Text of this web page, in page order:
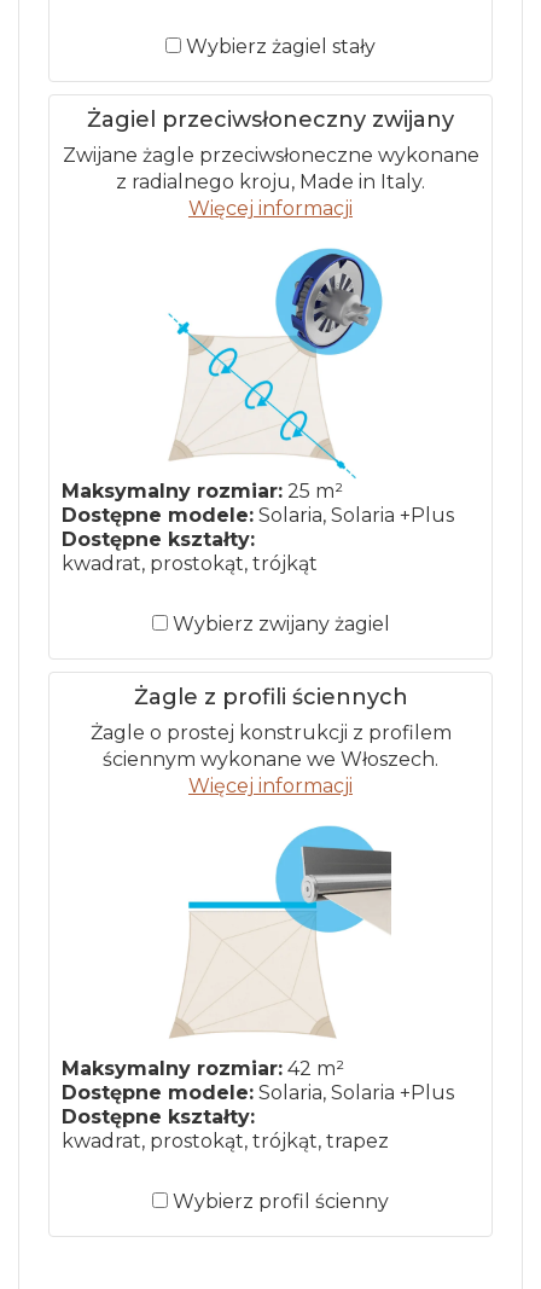
Wybierz żagiel stały
Żagiel przeciwsłoneczny zwijany
Zwijane żagle przeciwsłoneczne wykonane
z radialnego kroju, Made in Italy.
Więcej informacji
Maksymalny rozmiar: 25 m²
Dostępne modele: Solaria, Solaria +Plus
Dostępne kształty:
kwadrat, prostokąt, trójkąt
Wybierz zwijany żagiel
Żagle z profili ściennych
Żagle o prostej konstrukcji z profilem
ściennym wykonane we Włoszech.
Więcej informacji
Maksymalny rozmiar: 42 m²
Dostępne modele: Solaria, Solaria +Plus
Dostępne kształty:
kwadrat, prostokąt, trójkąt, trapez
Wybierz profil ścienny